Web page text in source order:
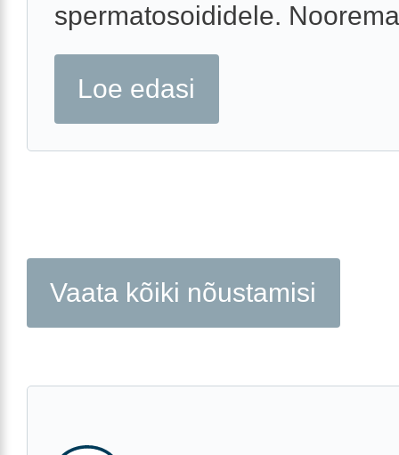
spermatosoididele.
Loe edasi
Vaata kõiki nõustamisi